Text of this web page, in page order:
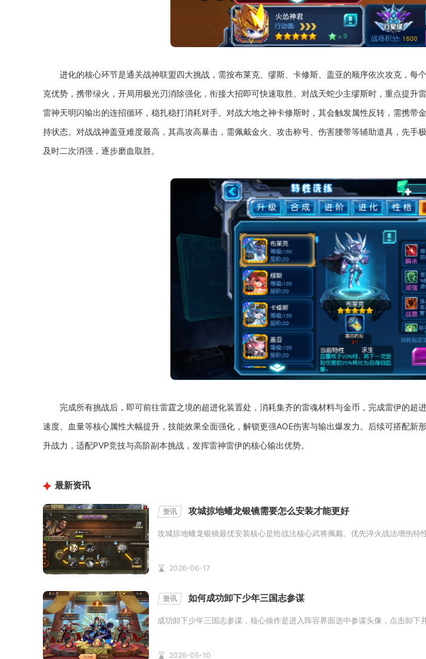
进化的核心环节是通关战神联盟四大挑战，需按布莱克、缪斯、卡修斯、盖亚的顺序依次攻克，每
克优势，携带绿火，开局用极光刃消除强化，衔接大招即可快速取胜。对战天蛇少主缪斯时，重点提升
雷神天明闪输出的连招循环，稳扎稳打消耗对手。对战大地之神卡修斯时，其会触发属性反转，需携带
持状态。对战战神盖亚难度最高，其高攻高暴击，需佩戴金火、攻击称号、伤害腰带等辅助道具，先手
及时二次消强，逐步磨血取胜。
完成所有挑战后，即可前往雷霆之境的超进化装置处，消耗集齐的雷魂材料与金币，完成雷伊的超
速度、血量等核心属性大幅提升，技能效果全面强化，解锁更强AOE伤害与输出爆发力。后续可搭配新
升战力，适配PVP竞技与高阶副本挑战，发挥雷神雷伊的核心输出优势。
最新资讯
资讯 攻城掠地蟠龙银镜需要怎么安装才能更好
攻城掠地蟠龙银镜最优安装核心是给战法核心武将佩戴、优先淬火战法增伤
2026-06-17
资讯 如何成功卸下少年三国志参谋
成功卸下少年三国志参谋，核心操作是进入阵容界面选中参谋头像，点击卸
2026-05-10